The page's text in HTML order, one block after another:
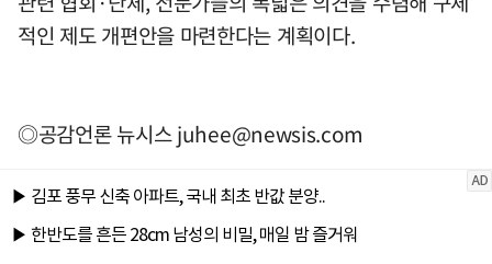
적인 제도 개편안을 마련한다는 계획이다.
◎공감언론 뉴시스juhee@newsis.com